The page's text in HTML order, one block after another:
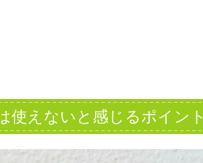
使えないと感じるポイント